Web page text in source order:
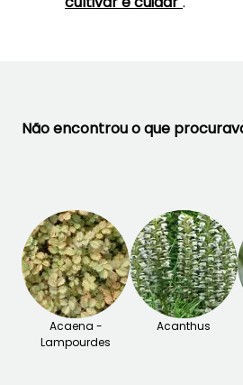
Não encontrou o que
Acaena -
Lampourdes
Acanthus